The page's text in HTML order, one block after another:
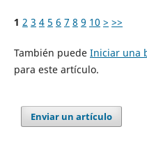
1 2 3 4 5 6 7 8 9 10 > >>
También puede Iniciar una
para este artículo.
Enviar un artículo